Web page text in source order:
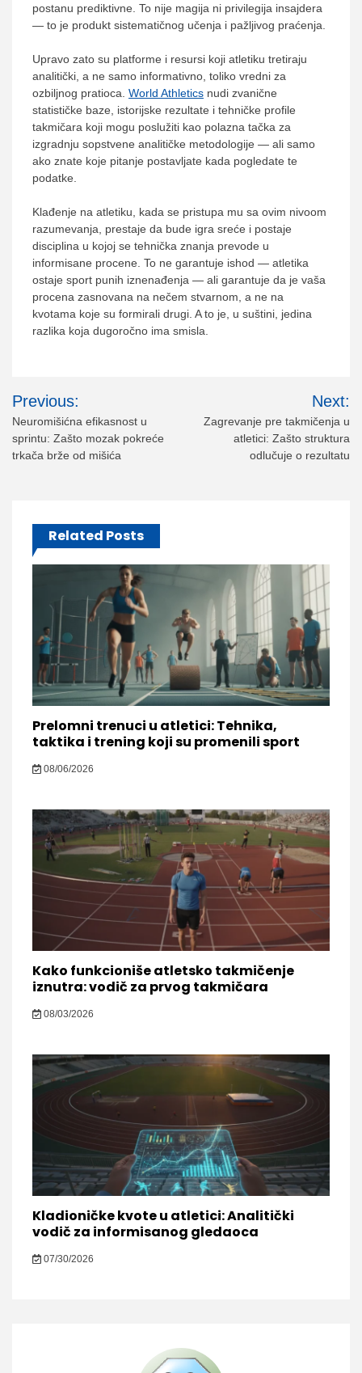
postanu prediktivne. To nije magija ni privilegija insajdera
— to je produkt sistematičnog učenja i pažljivog praćenja.
Upravo zato su platforme i resursi koji atletiku tretiraju
analitički, a ne samo informativno, toliko vredni za
ozbiljnog pratioca. World Athletics nudi zvanične
statističke baze, istorijske rezultate i tehničke profile
takmičara koji mogu poslužiti kao polazna tačka za
izgradnju sopstvene analitičke metodologije — ali samo
ako znate koje pitanje postavljate kada pogledate te
podatke.
Klađenje na atletiku, kada se pristupa mu sa ovim nivoom
razumevanja, prestaje da bude igra sreće i postaje
disciplina u kojoj se tehnička znanja prevode u
informisane procene. To ne garantuje ishod — atletika
ostaje sport punih iznenađenja — ali garantuje da je vaša
procena zasnovana na nečem stvarnom, a ne na
kvotama koje su formirali drugi. A to je, u suštini, jedina
razlika koja dugoročno ima smisla.
Post
navigation
Previous:
Neuromišićna efikasnost u
sprintu: Zašto mozak pokreće
trkača brže od mišića
Next:
Zagrevanje pre takmičenja u
atletici: Zašto struktura
odlučuje o rezultatu
Related Posts
Prelomni trenuci u atletici: Tehnika,
taktika i trening koji su promenili sport
08/06/2026
Kako funkcioniše atletsko takmičenje
iznutra: vodič za prvog takmičara
08/03/2026
Kladioničke kvote u atletici: Analitički
vodič za informisanog gledaoca
07/30/2026